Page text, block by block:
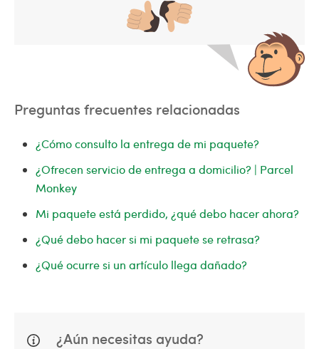
Preguntas frecuentes relacionadas
¿Cómo consulto la entrega de mi paquete?
¿Ofrecen servicio de entrega a domicilio? | Parcel
Monkey
Mi paquete está perdido, ¿qué debo hacer ahora?
¿Qué debo hacer si mi paquete se retrasa?
¿Qué ocurre si un artículo llega dañado?
¿Aún necesitas ayuda?